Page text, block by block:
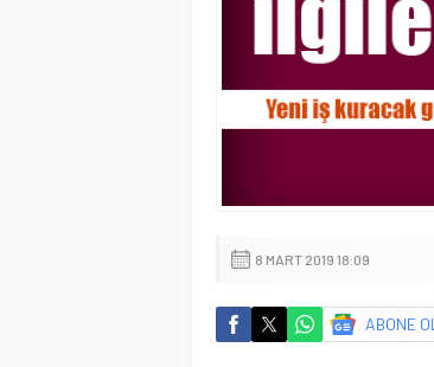
8 MART 2019 18:09
ABONE OL